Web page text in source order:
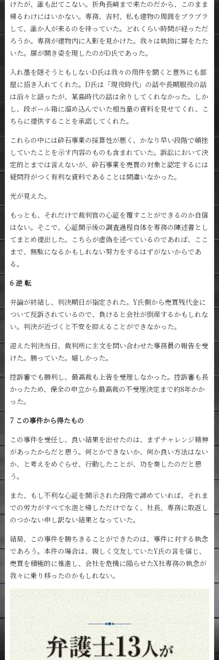
けたが、誰も出てこない。折角長崎まで来たのだから、このまま
帰るわけにはいかない。専務、吉村、私も建物の周囲をブラブラ
して、誰か人が来るのを待っていた。どれくらい時間が経っただ
ろうか。専務が建物内に人影を見かけた。我々は執拗に扉をたた
いた。扉が開き姿を現したのがD氏であった。
入れ墨を隠そうともしないD氏は我々の用件を聞くと意外にも部
屋に招き入れてくれた。D氏は「現役時代」の話や長期服役の話
は滔々と語ったが、某島時代の話は余りしてくれなかった。しか
し、段ボール箱に溜め込んでいた相当量の資料を見せてくれ、こ
ちらに提供することを承諾してくれた。
これらの中には砕石事業の採算性が悪く、かなり早い段階で頓挫
していたことを示す内容のものも含まれていた。訴訟において決
定的とまでは言えないが、砕石事業を売買の対象と認定するには
疑問符がつく有利な資料であることは間違いなかった。
光が見えた。
もっとも、それだけで裁判官の心証を覆すことができるのか自信
はない。そこで、心証開示後の調査過程自体を専務の陳述書とし
てまとめ提出した。こちらが虚偽を述べているのであれば、ここ
まで、無駄になるかもしれない努力をするはずがないからであ
る。
6 逆 転
弁論が終結し、判決期日が指定された。Y氏側から売買残代金に
ついて反訴されているので、負けると会社が倒産するかもしれな
い。判決が近づくと不安を抑えることができなかった。
迎えた判決当日、裁判所に主文を問い合わせた事務員の報告を受
けた。勝っていた。嬉しかった。
控訴審でも勝利し、最高裁も上告を受理しなかった。控訴審も長
かったため、保全の申立から最高裁の不受理決定まで約8年かか
った。
7 この事件から得たもの
この事件を受任し、良い結果を出せたのは、まずチャレンジ精神
があったからだと思う。何とかできないか、何か良い方法はない
か、と考えをめぐらせ、行動したことが、功を奏したのだと思
う。
また、もし不利な心証を開示された段階で諦めていれば、それま
での労力がすべて水泡と帰しただけでなく、社長、専務に取返し
のつかない申し訳ない結果となっていた。
結局、この事件を勝ちきることができたのは、事件に対する執念
であろう。本件の場合は、親しく交友していたY氏の言を信じ、
売買を積極的に推進し、会社を危機に陥らせたX社専務の執念が
我々に乗り移ったのかもしれない。